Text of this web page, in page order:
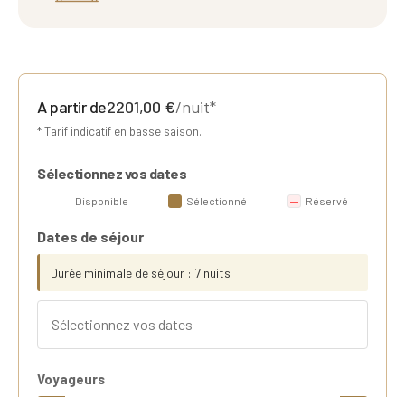
A partir de2201,00 €/nuit*
* Tarif indicatif en basse saison.
Sélectionnez vos dates
Disponible Sélectionné Réservé
Dates de séjour
Durée minimale de séjour : 7 nuits
Voyageurs